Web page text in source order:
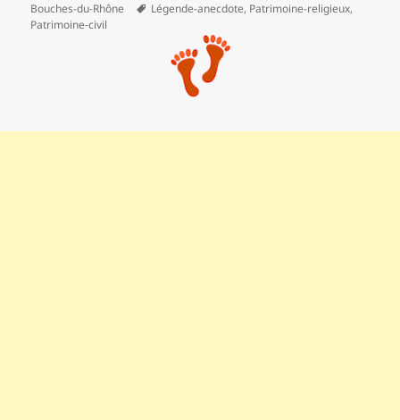
Bouches-du-Rhône
Mots-
clés
Légende-anecdote, Patrimoine-religieux,
Patrimoine‑civil